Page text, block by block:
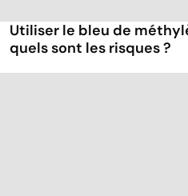
Utiliser le bleu de
quels sont les risques ?